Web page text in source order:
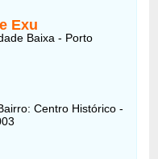
Exu
Baixa - Porto
Centro Histórico -